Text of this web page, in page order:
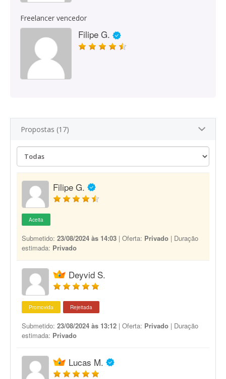
Freelancer vencedor
Filipe G.
Propostas (17)
Filipe G.
Aceita
Submetido: 23/08/2024 às 14:03 | Oferta: Privado | Duração
estimada: Privado
Deyvid S.
Promovida Rejeitada
Submetido: 23/08/2024 às 13:12 | Oferta: Privado | Duração
estimada: Privado
Lucas M.